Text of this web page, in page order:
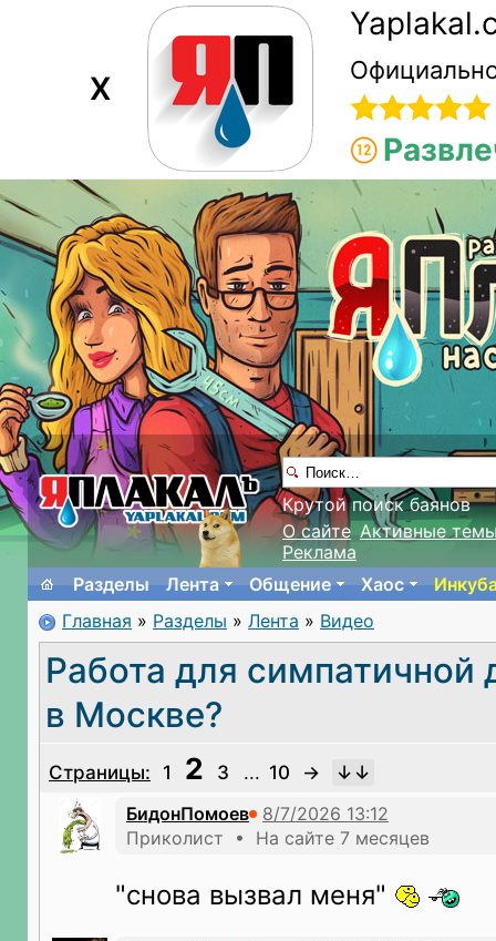
X
Крутой поиск баянов
О сайте Активные
Реклама
Разделы
Лента Общение Хаос
Главная » Разделы » Лента » Видео
Работа для симпатичной
в Москве?
Страницы: 1 2 3 ... 10
→
БидонПомоев
Приколист • На сайте 7 месяцев
"снова вызвал меня"